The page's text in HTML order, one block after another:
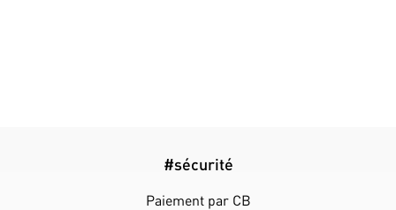
#sécurité
Paiement par CB